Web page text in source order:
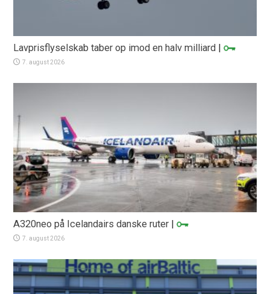
Lavprisflyselskab taber op imod en halv milliard |
7. august 2026
A320neo på Icelandairs danske ruter |
7. august 2026